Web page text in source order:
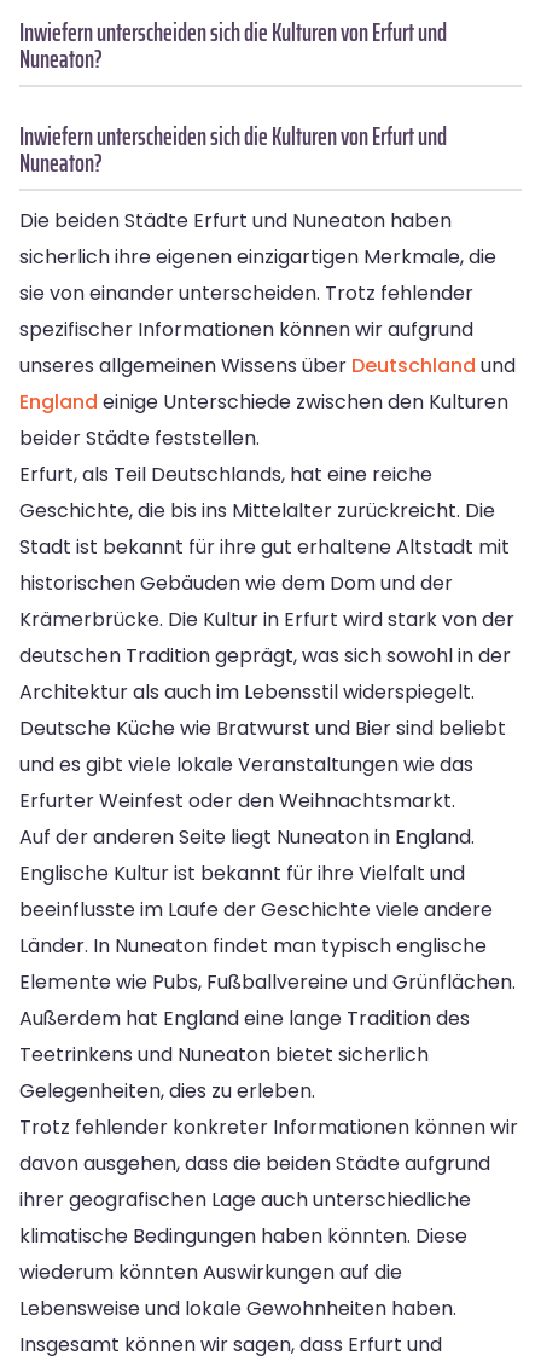
Inwiefern unterscheiden sich die Kulturen von Erfurt und
Nuneaton?
Inwiefern unterscheiden sich die Kulturen von Erfurt und
Nuneaton?
Die beiden Städte Erfurt und Nuneaton haben
sicherlich ihre eigenen einzigartigen Merkmale, die
sie von einander unterscheiden. Trotz fehlender
spezifischer Informationen können wir aufgrund
unseres allgemeinen Wissens über Deutschland und
England einige Unterschiede zwischen den Kulturen
beider Städte feststellen.
Erfurt, als Teil Deutschlands, hat eine reiche
Geschichte, die bis ins Mittelalter zurückreicht. Die
Stadt ist bekannt für ihre gut erhaltene Altstadt mit
historischen Gebäuden wie dem Dom und der
Krämerbrücke. Die Kultur in Erfurt wird stark von der
deutschen Tradition geprägt, was sich sowohl in der
Architektur als auch im Lebensstil widerspiegelt.
Deutsche Küche wie Bratwurst und Bier sind beliebt
und es gibt viele lokale Veranstaltungen wie das
Erfurter Weinfest oder den Weihnachtsmarkt.
Auf der anderen Seite liegt Nuneaton in England.
Englische Kultur ist bekannt für ihre Vielfalt und
beeinflusste im Laufe der Geschichte viele andere
Länder. In Nuneaton findet man typisch englische
Elemente wie Pubs, Fußballvereine und Grünflächen.
Außerdem hat England eine lange Tradition des
Teetrinkens und Nuneaton bietet sicherlich
Gelegenheiten, dies zu erleben.
Trotz fehlender konkreter Informationen können wir
davon ausgehen, dass die beiden Städte aufgrund
ihrer geografischen Lage auch unterschiedliche
klimatische Bedingungen haben könnten. Diese
wiederum könnten Auswirkungen auf die
Lebensweise und lokale Gewohnheiten haben.
Insgesamt können wir sagen, dass Erfurt und